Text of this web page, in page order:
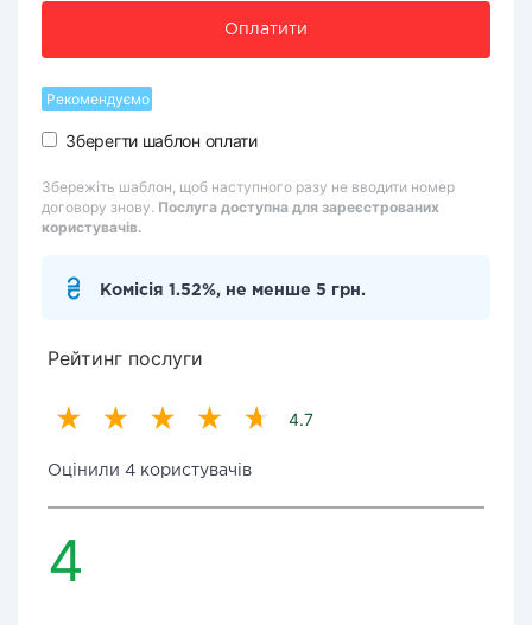
Оплатити
Рекомендуємо
Зберегти шаблон оплати
Збережіть шаблон, щоб наступного разу не вводити номер
договору знову. Послуга доступна для зареєстрованих
користувачів.
Комісія 1.52%, не менше 5 грн.
Рейтинг послуги
4.7
Оцінили 4 користувачів
4